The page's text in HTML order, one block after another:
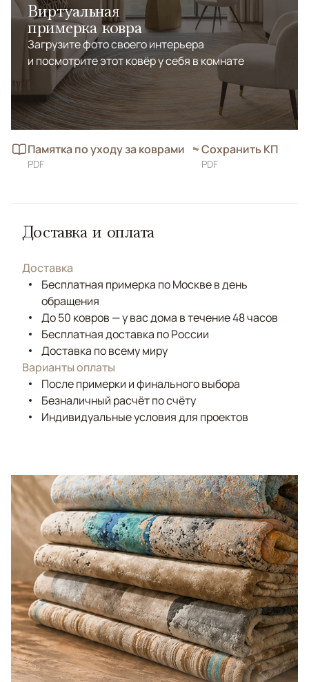
Виртуальная
примерка ковра
Загрузите фото своего интерьера
и посмотрите этот ковёр у себя в комнате
Памятка по уходу за коврами
PDF
Сохранить КП
PDF
Доставка и оплата
Доставка
Бесплатная примерка по Москве в день
обращения
До 50 ковров — у вас дома в течение 48 часов
Бесплатная доставка по России
Доставка по всему миру
Варианты оплаты
После примерки и финального выбора
Безналичный расчёт по счёту
Индивидуальные условия для проектов